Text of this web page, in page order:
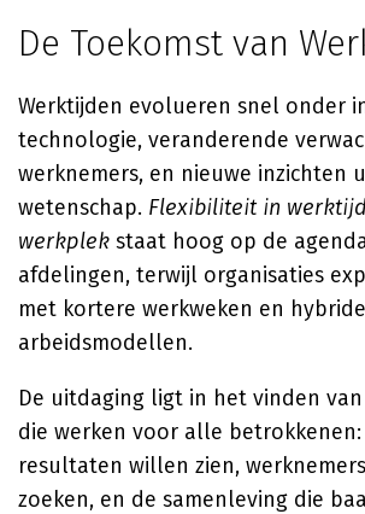
De Toekomst van
Werktijden evolueren snel onder
technologie, veranderende
werknemers, en nieuwe inzichten
wetenschap. Flexibiliteit in
werkplek staat hoog op de
afdelingen, terwijl organisaties
met kortere werkweken en hybride
arbeidsmodellen.
De uitdaging ligt in het vinden
die werken voor alle betrokkenen:
resultaten willen zien,
zoeken, en de samenleving die